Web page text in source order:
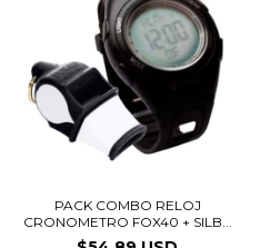
PACK COMBO RELOJ
CRONOMETRO FOX40 + SILB...